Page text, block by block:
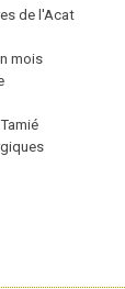
de l'Acat
mois